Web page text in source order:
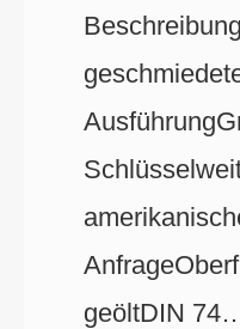
Beschreibung
geöltDIN